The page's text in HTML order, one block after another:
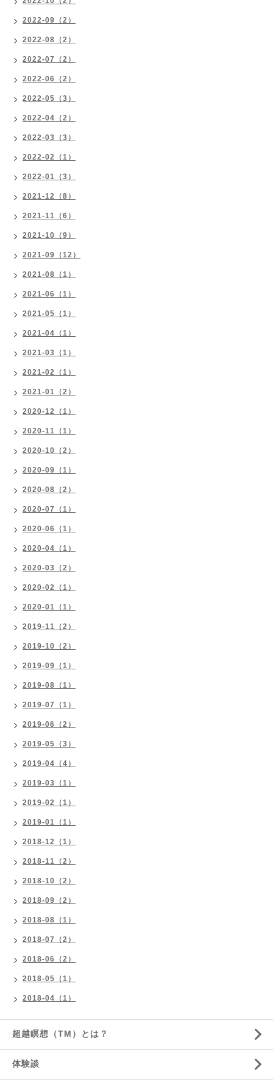
2022-09（2）
2022-08（2）
2022-07（2）
2022-06（2）
2022-05（3）
2022-04（2）
2022-03（3）
2022-02（1）
2022-01（3）
2021-12（8）
2021-11（6）
2021-10（9）
2021-09（12）
2021-08（1）
2021-06（1）
2021-05（1）
2021-04（1）
2021-03（1）
2021-02（1）
2021-01（2）
2020-12（1）
2020-11（1）
2020-10（2）
2020-09（1）
2020-08（2）
2020-07（1）
2020-06（1）
2020-04（1）
2020-03（2）
2020-02（1）
2020-01（1）
2019-11（2）
2019-10（2）
2019-09（1）
2019-08（1）
2019-07（1）
2019-06（2）
2019-05（3）
2019-04（4）
2019-03（1）
2019-02（1）
2019-01（1）
2018-12（1）
2018-11（2）
2018-10（2）
2018-09（2）
2018-08（1）
2018-07（2）
2018-06（2）
2018-05（1）
2018-04（1）
超越瞑想（TM）とは？
体験談